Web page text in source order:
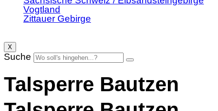
Vogtland
Zittauer Gebirge
X
Suche
Talsperre Bautzen